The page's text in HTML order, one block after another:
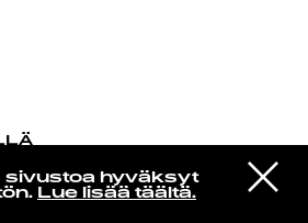
sivustoa hyväksyt
Lue lisää täältä.
VIESTI
STUDIOON
& Sergei